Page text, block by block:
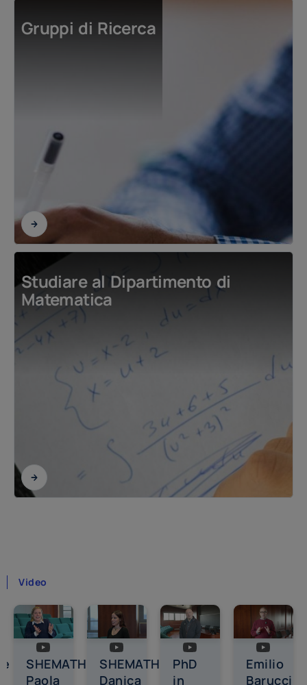
Gruppi di Ricerca
Studiare al Dipartimento di
Matematica
Video
SHEMATH
Paola
SHEMATH
Danica
PhD
in
Emilio
Barucci